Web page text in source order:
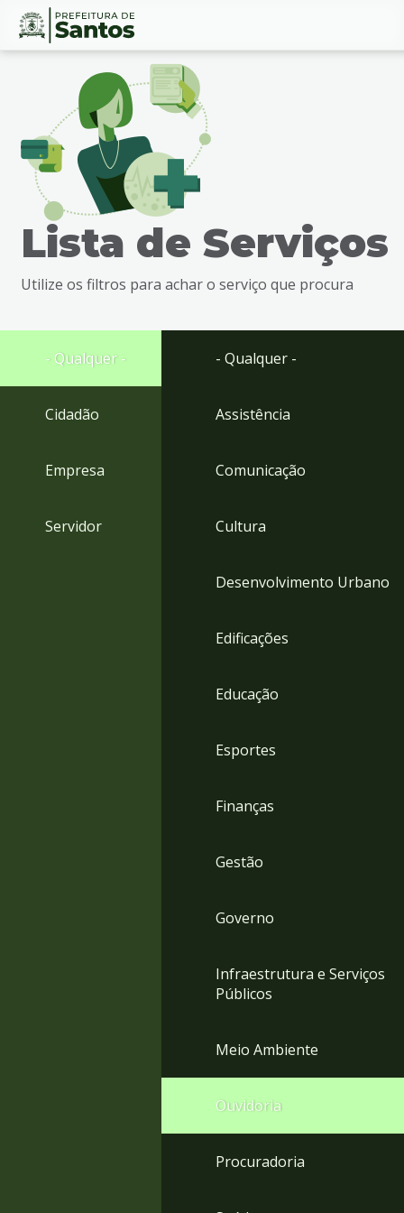
Ir
busca
Ir
rodapé
Conteúdo
Lista de Serviços
Utilize os filtros para achar o serviço que procura
- Qualquer -
Cidadão
Empresa
Servidor
- Qualquer -
Assistência
Comunicação
Cultura
Desenvolvimento Urbano
Edificações
Educação
Esportes
Finanças
Gestão
Governo
Infraestrutura e Serviços
Públicos
Meio Ambiente
Ouvidoria
Procuradoria